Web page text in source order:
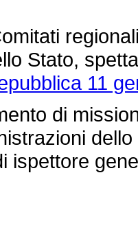
Stato,
11
di
ispettore